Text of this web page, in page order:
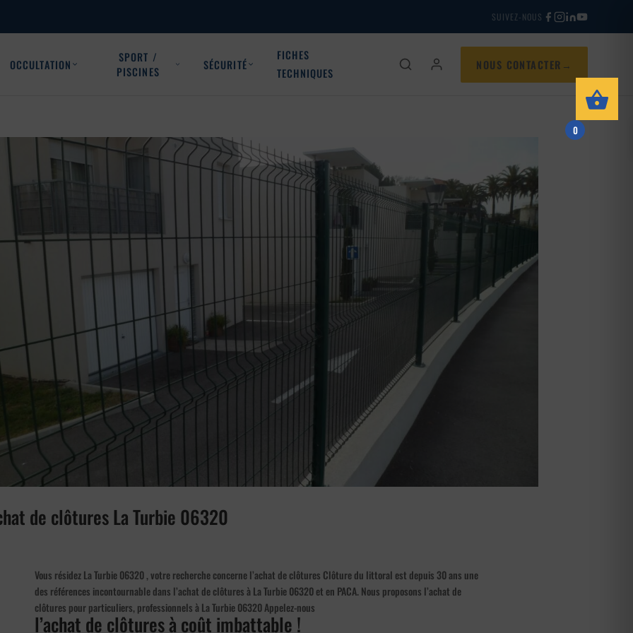
SUIVEZ-NOUS
OCCULTATION
SPORT /
PISCINES
SÉCURITÉ
FICHES
TECHNIQUES
NOUS CONTACTER
de clôtures La Turbie 06320
Vous résidez La Turbie 06320 , votre recherche concerne l’achat de clôtures Clôture du littoral est depuis 30 ans une
des références incontournable dans l’achat de clôtures à La Turbie 06320 et en PACA. Nous proposons l’achat de
clôtures pour particuliers, professionnels à La Turbie 06320 Appelez-nous
l’achat de clôtures à coût imbattable !
0